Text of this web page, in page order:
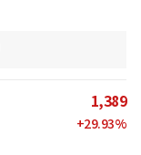
1,389
+29.93%